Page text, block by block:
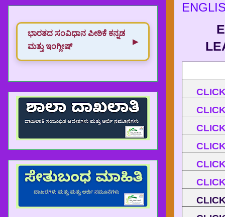
ಭಾರತದ ಸಂವಿಧಾನ‌ ಪೀಠಿಕೆ ಕನ್ನಡ
ಮತ್ತು ಇಂಗ್ಲೀಷ್
▶